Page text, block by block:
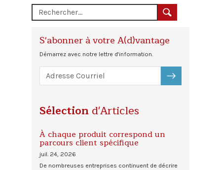
S'abonner à votre A(d)vantage
Démarrez avec notre lettre d'information.
S'ABONNER
Sélection d'Articles
À chaque produit correspond un
parcours client spécifique
juil. 24, 2026
De nombreuses entreprises continuent de décrire